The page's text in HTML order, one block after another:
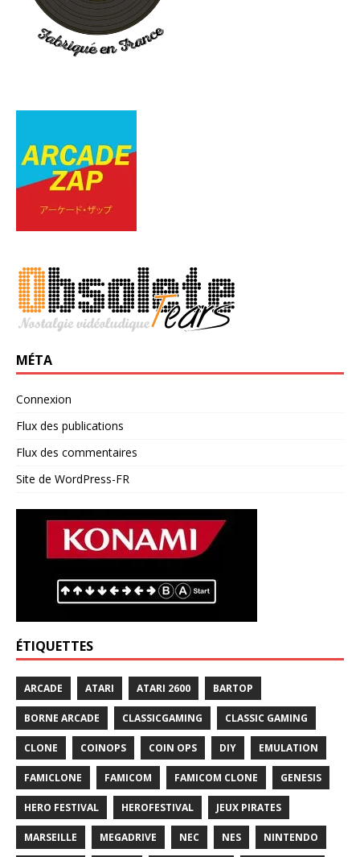
MÉTA
Connexion
Flux des publications
Flux des commentaires
Site de WordPress-FR
ÉTIQUETTES
ARCADE ATARI ATARI 2600 BARTOP
BORNE ARCADE CLASSICGAMING CLASSIC GAMING
CLONE COINOPS COIN OPS DIY EMULATION
FAMICLONE FAMICOM FAMICOM CLONE GENESIS
HERO FESTIVAL HEROFESTIVAL JEUX PIRATES
MARSEILLE MEGADRIVE NEC NES NINTENDO